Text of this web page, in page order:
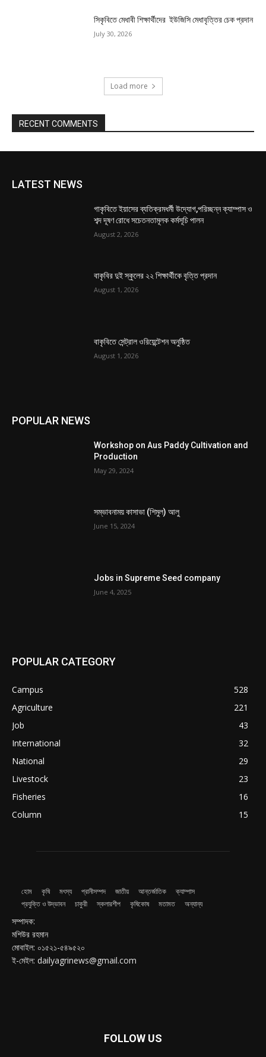
সিকৃবিতে মেধাবী শিক্ষার্থীদের ইউজিসি মেধাবৃত্তির চেক প্রদান
July 30, 2026
Load more
RECENT COMMENTS
LATEST NEWS
গাকৃবিতে ইয়াসের ব্যতিক্রমধর্মী উদ্যোগ,পরিচ্ছন্ন ক্যাম্পাস ও
শব্দ দূষণ রোধে সচেতনতামূলক কর্মসূচি পালন
August 2, 2026
বাকৃবির দুই স্কুলের ২২ শিক্ষার্থীকে বৃত্তি প্রদান
August 1, 2026
বাকৃবিতে সেন্ট্রাল ওরিয়েন্টেশন অনুষ্ঠিত
August 1, 2026
POPULAR NEWS
Workshop on Aus Paddy Cultivation and
Production
May 29, 2024
সম্ভাবনাময় কাসাভা (শিমুল) আলু
June 15, 2024
Jobs in Supreme Seed company
June 4, 2025
POPULAR CATEGORY
Campus
528
Agriculture
221
Job
43
International
32
National
29
Livestock
23
Fisheries
16
Column
15
হোম কৃষি মৎস্য প্রানীসম্পদ জাতীয় আন্তর্জাতিক
ক্যাম্পাস
প্রযুক্তি ও উদ্ভাবন
চাকুরী স্কলারশীপ কৃষিকোষ মতামত অন্যান্য
সম্পাদক:
মশিউর রহমান
মোবাইল: ০১৫২১-৫৪৯৫২০
ই-মেইল: dailyagrinews@gmail.com
FOLLOW US